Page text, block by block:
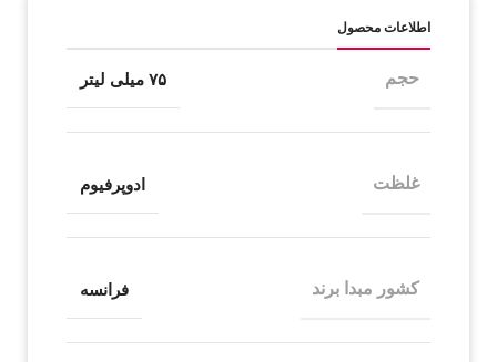
اطلاعات محصول
حجم ۷۵ میلی لیتر
غلظت ادوپرفیوم
کشور مبدا برند فرانسه